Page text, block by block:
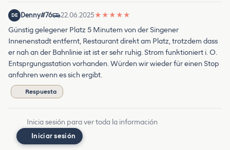
DE Denny#76 22.06.2025★ ★ ★ ★ ★
Günstig gelegener Platz 5 Minutem von der Singener
Innenenstadt entfernt, Restaurant direkt am Platz, trotzdem dass
er nah an der Bahnlinie ist ist er sehr ruhig. Strom funktioniert i. O.
Entsprgungsstation vorhanden. Würden wir wieder für einen Stop
anfahren wenn es sich ergibt.
Respuesta
Inicia sesión para ver toda la información
Iniciar sesión